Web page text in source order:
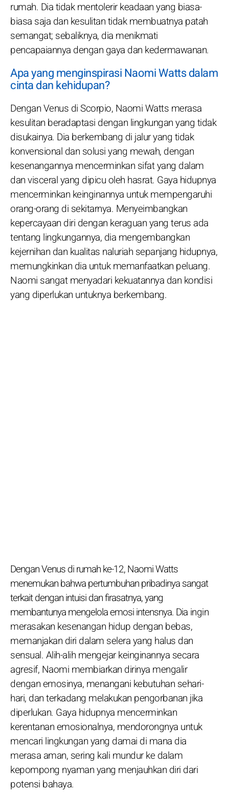
rumah. Dia tidak mentolerir keadaan yang biasa-
biasa saja dan kesulitan tidak membuatnya patah
semangat; sebaliknya, dia menikmati
pencapaiannya dengan gaya dan kedermawanan.
Apa yang menginspirasi Naomi Watts dalam
cinta dan kehidupan?
Dengan Venus di Scorpio, Naomi Watts merasa
kesulitan beradaptasi dengan lingkungan yang tidak
disukainya. Dia berkembang di jalur yang tidak
konvensional dan solusi yang mewah, dengan
kesenangannya mencerminkan sifat yang dalam
dan visceral yang dipicu oleh hasrat. Gaya hidupnya
mencerminkan keinginannya untuk mempengaruhi
orang-orang di sekitarnya. Menyeimbangkan
kepercayaan diri dengan keraguan yang terus ada
tentang lingkungannya, dia mengembangkan
kejernihan dan kualitas naluriah sepanjang hidupnya,
memungkinkan dia untuk memanfaatkan peluang.
Naomi sangat menyadari kekuatannya dan kondisi
yang diperlukan untuknya berkembang.
Dengan Venus di rumah ke-12, Naomi Watts
menemukan bahwa pertumbuhan pribadinya sangat
terkait dengan intuisi dan firasatnya, yang
membantunya mengelola emosi intensnya. Dia ingin
merasakan kesenangan hidup dengan bebas,
memanjakan diri dalam selera yang halus dan
sensual. Alih-alih mengejar keinginannya secara
agresif, Naomi membiarkan dirinya mengalir
dengan emosinya, menangani kebutuhan sehari-
hari, dan terkadang melakukan pengorbanan jika
diperlukan. Gaya hidupnya mencerminkan
kerentanan emosionalnya, mendorongnya untuk
mencari lingkungan yang damai di mana dia
merasa aman, sering kali mundur ke dalam
kepompong nyaman yang menjauhkan diri dari
potensi bahaya.